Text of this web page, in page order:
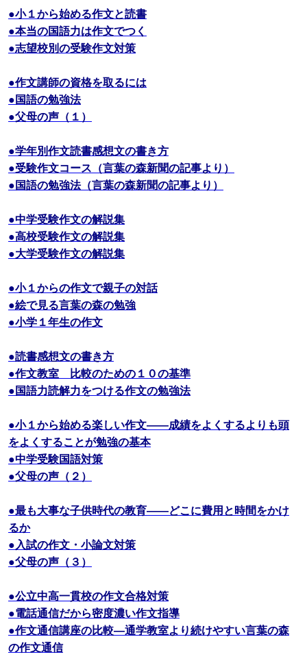
●小１から始める作文と読書
●本当の国語力は作文でつく
●志望校別の受験作文対策
●作文講師の資格を取るには
●国語の勉強法
●父母の声（１）
●学年別作文読書感想文の書き方
●受験作文コース（言葉の森新聞の記事より）
●国語の勉強法（言葉の森新聞の記事より）
●中学受験作文の解説集
●高校受験作文の解説集
●大学受験作文の解説集
●小１からの作文で親子の対話
●絵で見る言葉の森の勉強
●小学１年生の作文
●読書感想文の書き方
●作文教室 比較のための１０の基準
●国語力読解力をつける作文の勉強法
●小１から始める楽しい作文――成績をよくするよりも頭
をよくすることが勉強の基本
●中学受験国語対策
●父母の声（２）
●最も大事な子供時代の教育――どこに費用と時間をかけ
るか
●入試の作文・小論文対策
●父母の声（３）
●公立中高一貫校の作文合格対策
●電話通信だから密度濃い作文指導
●作文通信講座の比較―通学教室より続けやすい言葉の森
の作文通信